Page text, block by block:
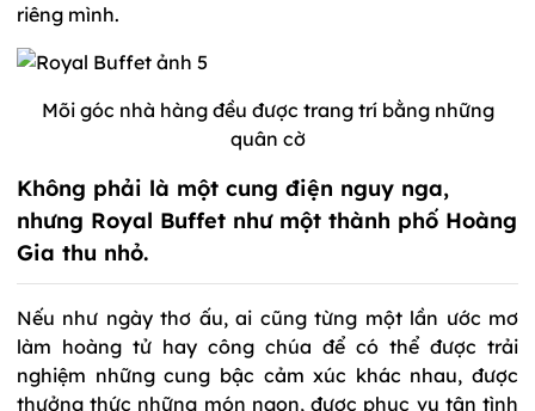
riêng mình.
Mõi góc nhà hàng đều được trang trí bằng những
quân cờ
Không phải là một cung điện nguy nga,
nhưng Royal Buffet như một thành phố Hoàng
Gia thu nhỏ.
Nếu như ngày thơ ấu, ai cũng từng một lần ước mơ
làm hoàng tử hay công chúa để có thể được trải
nghiệm những cung bậc cảm xúc khác nhau, được
thưởng thức những món ngon, được phục vụ tận tình